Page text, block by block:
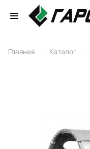
Главная – Каталог –